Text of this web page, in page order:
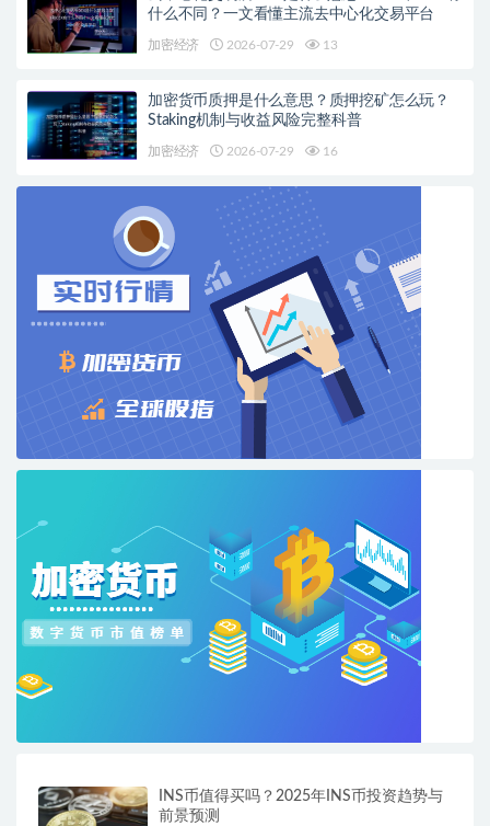
什么不同？一文看懂主流去中心化交易平台
加密经济 2026-07-29 13
加密货币质押是什么意思？质押挖矿怎么玩？
Staking机制与收益风险完整科普
加密经济 2026-07-29 16
INS币值得买吗？2025年INS币投资趋势与
前景预测